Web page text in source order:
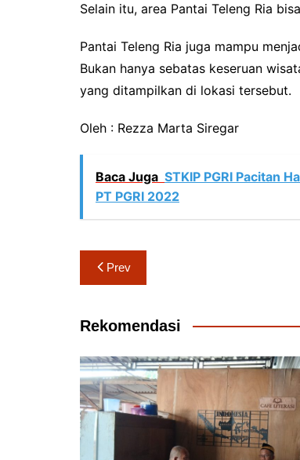
Selain itu, area Pantai Teleng Ria
Pantai Teleng Ria juga mampu
Bukan hanya sebatas keseruan
yang ditampilkan di lokasi tersebut.
Oleh : Rezza Marta Siregar
Baca Juga STKIP PGRI Pacitan
PT PGRI 2022
Navigasi
pos
Prev
Rekomendasi